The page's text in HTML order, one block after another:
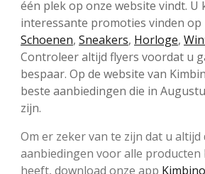
één plek op onze website vindt. U
interessante promoties vinden op
Schoenen, Sneakers, Horloge,
Controleer altijd flyers voordat u
bespaar. Op de website van
beste aanbiedingen die in
zijn.
Om er zeker van te zijn dat u altijd
aanbiedingen voor alle producten
heeft, download onze app